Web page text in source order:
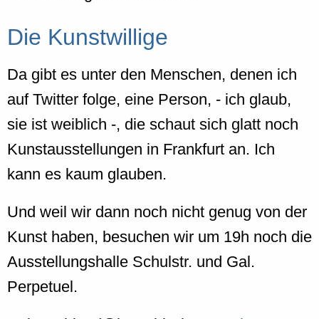
Die Kunstwillige
Da gibt es unter den Menschen, denen ich
auf Twitter folge, eine Person, - ich glaub,
sie ist weiblich -, die schaut sich glatt noch
Kunstausstellungen in Frankfurt an. Ich
kann es kaum glauben.
Und weil wir dann noch nicht genug von der
Kunst haben, besuchen wir um 19h noch die
Ausstellungshalle Schulstr. und Gal.
Perpetuel.